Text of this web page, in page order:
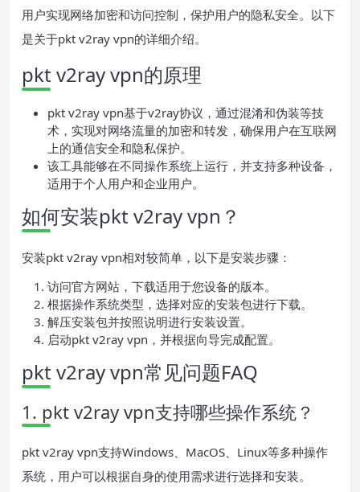
用户实现网络加密和访问控制，保护用户的隐私安全。以下
是关于pkt v2ray vpn的详细介绍。
pkt v2ray vpn的原理
pkt v2ray vpn基于v2ray协议，通过混淆和伪装等技
术，实现对网络流量的加密和转发，确保用户在互联网
上的通信安全和隐私保护。
该工具能够在不同操作系统上运行，并支持多种设备，
适用于个人用户和企业用户。
如何安装pkt v2ray vpn？
安装pkt v2ray vpn相对较简单，以下是安装步骤：
访问官方网站，下载适用于您设备的版本。
根据操作系统类型，选择对应的安装包进行下载。
解压安装包并按照说明进行安装设置。
启动pkt v2ray vpn，并根据向导完成配置。
pkt v2ray vpn常见问题FAQ
1. pkt v2ray vpn支持哪些操作系统？
pkt v2ray vpn支持Windows、MacOS、Linux等多种操作
系统，用户可以根据自身的使用需求进行选择和安装。